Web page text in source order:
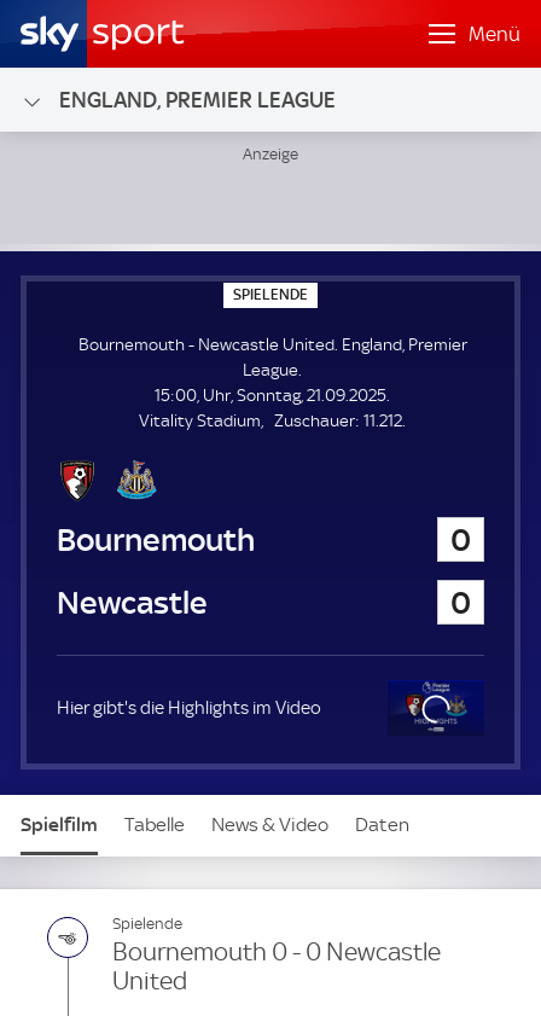
Menü
ENGLAND, PREMIER LEAGUE
SPIELENDE
P
E
N
D
E
Bournemouth - Newcastle United. England, Premier
League.
15:00, Uhr, Sonntag, 21.09.2025.
Vitality Stadium
Zuschauer: Z
11.212.
Bournemouth
0
Newcastle United
0
Hier gibt's die Highlights im Video
Spielfilm Tabelle News & Video Daten
Aufstellung
Spielende
Bournemouth 0 - 0 Newcastle
United